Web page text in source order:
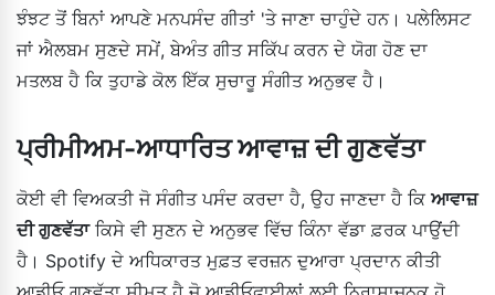
ਝੰਝਟ ਤੋਂ ਬਿਨਾਂ ਆਪਣੇ ਮਨਪਸੰਦ ਗੀਤਾਂ 'ਤੇ ਜਾਣਾ ਚਾਹੁੰਦੇ ਹਨ। ਪਲੇਲਿਸਟ
ਜਾਂ ਐਲਬਮ ਸੁਣਦੇ ਸਮੇਂ, ਬੇਅੰਤ ਗੀਤ ਸਕਿੱਪ ਕਰਨ ਦੇ ਯੋਗ ਹੋਣ ਦਾ
ਮਤਲਬ ਹੈ ਕਿ ਤੁਹਾਡੇ ਕੋਲ ਇੱਕ ਸੁਚਾਰੂ ਸੰਗੀਤ ਅਨੁਭਵ ਹੈ।
ਪ੍ਰੀਮੀਅਮ-ਆਧਾਰਿਤ ਆਵਾਜ਼ ਦੀ ਗੁਣਵੱਤਾ
ਕੋਈ ਵੀ ਵਿਅਕਤੀ ਜੋ ਸੰਗੀਤ ਪਸੰਦ ਕਰਦਾ ਹੈ, ਉਹ ਜਾਣਦਾ ਹੈ ਕਿ ਆਵਾਜ਼
ਦੀ ਗੁਣਵੱਤਾਕਿਸੇ ਵੀ ਸੁਣਨ ਦੇ ਅਨੁਭਵ ਵਿੱਚ ਕਿੰਨਾ ਵੱਡਾ ਫ਼ਰਕ ਪਾਉਂਦੀ
ਹੈ। Spotify ਦੇ ਅਧਿਕਾਰਤ ਮੁਫ਼ਤ ਵਰਜ਼ਨ ਦੁਆਰਾ ਪ੍ਰਦਾਨ ਕੀਤੀ